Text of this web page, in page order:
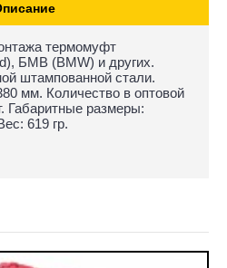
термомуфт
БМВ (BMW) и других.
штампованной стали.
мм. Количество в оптовой
Габаритные размеры:
619 гр.